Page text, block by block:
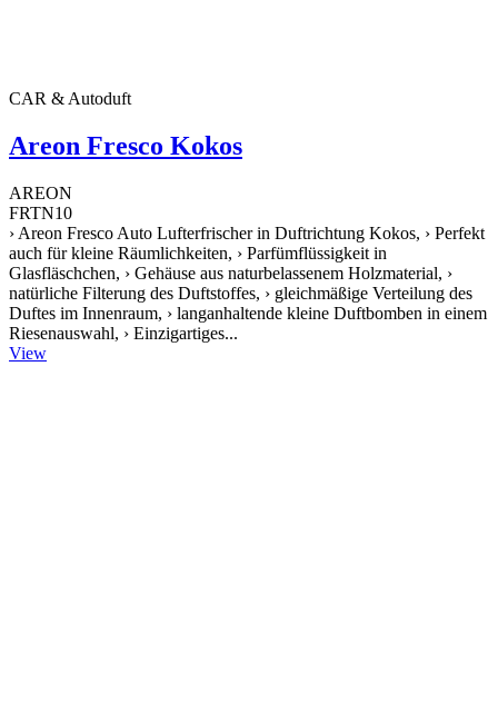
CAR & Autoduft
Areon Fresco Kokos
AREON
FRTN10
› Areon Fresco Auto Lufterfrischer in Duftrichtung Kokos, › Perfekt
auch für kleine Räumlichkeiten, › Parfümflüssigkeit in
Glasfläschchen, › Gehäuse aus naturbelassenem Holzmaterial, ›
natürliche Filterung des Duftstoffes, › gleichmäßige Verteilung des
Duftes im Innenraum, › langanhaltende kleine Duftbomben in einem
Riesenauswahl, › Einzigartiges...
View